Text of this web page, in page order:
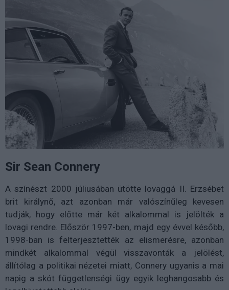
Sir Sean Connery
A színészt 2000 júliusában ütötte lovaggá II. Erzsébet
brit királynő, azt azonban már valószínűleg kevesen
tudják, hogy előtte már két alkalommal is jelölték a
lovagi rendre. Először 1997-ben, majd egy évvel később,
1998-ban is felterjesztették az elismerésre, azonban
mindkét alkalommal végül visszavonták a jelölést,
állítólag a politikai nézetei miatt, Connery ugyanis a mai
napig a skót függetlenségi ügy egyik leghangosabb és